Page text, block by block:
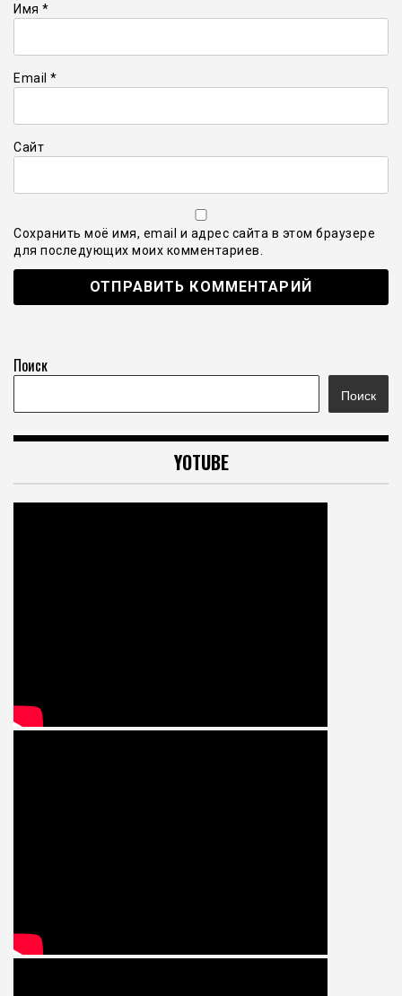
Имя *
Email *
Сайт
Сохранить моё имя, email и адрес сайта в этом браузере
для последующих моих комментариев.
Поиск
Поиск
YOTUBE